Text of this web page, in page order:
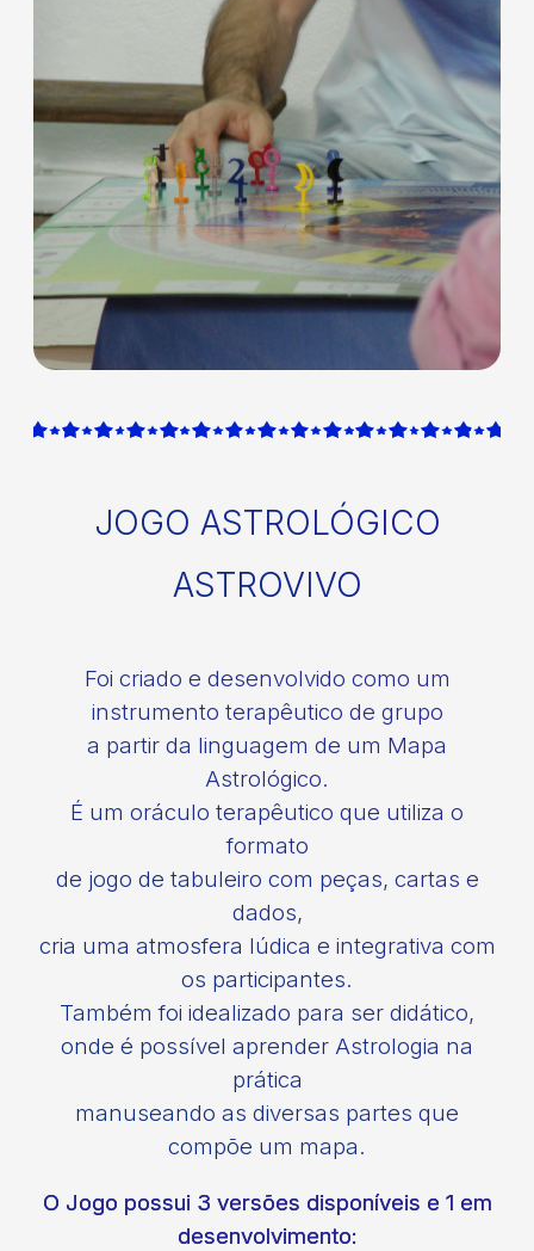
JOGO ASTROLÓGICO
ASTROVIVO
Foi criado e desenvolvido como um
instrumento terapêutico de grupo
a partir da linguagem de um Mapa
Astrológico.
É um oráculo terapêutico que utiliza o
formato
de jogo de tabuleiro com peças, cartas e
dados,
cria uma atmosfera lúdica e integrativa com
os participantes.
Também foi idealizado para ser didático,
onde é possível aprender Astrologia na
prática
manuseando as diversas partes que
compõe um mapa.
O Jogo possui 3 versões disponíveis e 1 em
desenvolvimento: